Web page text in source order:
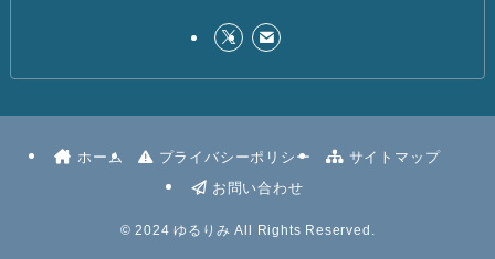
ホーム プライバシーポリシー
サイトマップ
お問い合わせ
© 2024 ゆるりみ All Rights Reserved.